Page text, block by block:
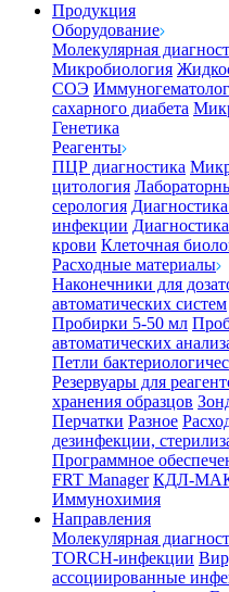
Продукция
Оборудование
Молекулярная
Микробиология
СОЭ
сахарного диабета
Генетика
Реагенты
ПЦР диагностика
цитология
серология
инфекции
крови Клеточная
Расходные материалы
Наконечники для
автоматических систем
Пробирки 5-50 мл
автоматических
Петли
Резервуары для
хранения образцов
Перчатки Разное
дезинфекции,
Программное
FRT Manager КДЛ-
Иммунохимия
Направления
Молекулярная
TORCH-инфекции
ассоциированные